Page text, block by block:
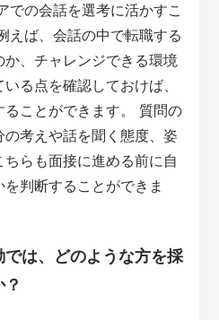
での会話を選考に活かすこ
えば、会話の中で転職する
、チャレンジできる環境
る点を確認しておけば、
ことができます。 質問の
考えや話を聞く態度、姿
らも面接に進める前に自
判断することができま
は、どのような方を採